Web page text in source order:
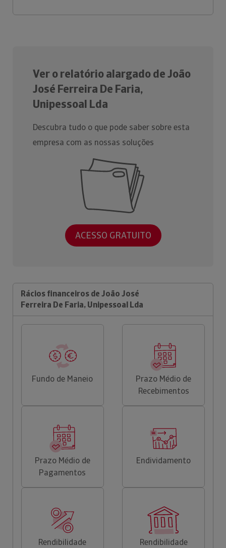
Ver o relatório alargado de João
José Ferreira De Faria,
Unipessoal Lda
Descubra tudo o que pode saber sobre esta
empresa com as nossas soluções
ACESSO GRATUITO
Rácios financeiros de João José
Ferreira De Faria, Unipessoal Lda
Fundo de Maneio
Prazo Médio de
Recebimentos
Prazo Médio de
Pagamentos
Endividamento
Rendibilidade
Rendibilidade